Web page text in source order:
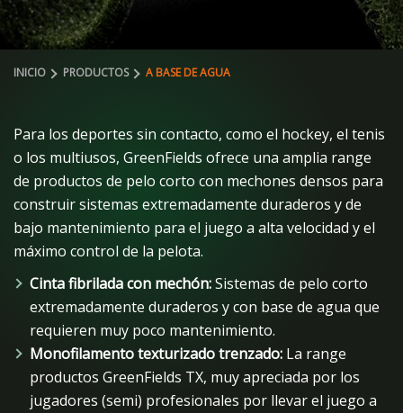
INICIO PRODUCTOS A BASE DE AGUA
Para los deportes sin contacto, como el hockey, el tenis
o los multiusos, GreenFields ofrece una amplia range
de productos de pelo corto con mechones densos para
construir sistemas extremadamente duraderos y de
bajo mantenimiento para el juego a alta velocidad y el
máximo control de la pelota.
Cinta fibrilada con mechón:Sistemas de pelo corto
extremadamente duraderos y con base de agua que
requieren muy poco mantenimiento.
Monofilamento texturizado trenzado: La range
productos GreenFields TX, muy apreciada por los
jugadores (semi) profesionales por llevar el juego a